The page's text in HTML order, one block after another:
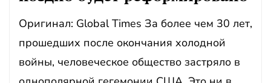
Оригинал: Global Times За более чем 30 лет,
прошедших после окончания холодной
войны, человеческое общество застряло в